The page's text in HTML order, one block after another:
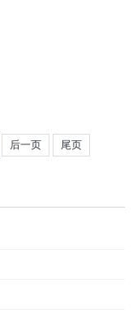
后一页 尾页